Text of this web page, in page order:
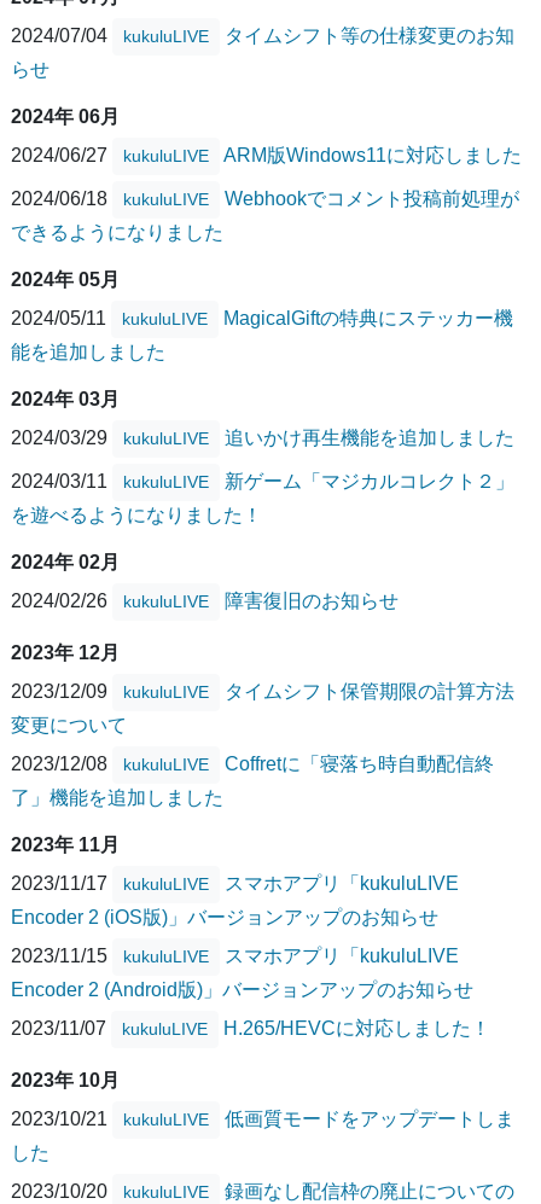
2024/07/04
kukuluLIVE
タイムシフト等の仕様変更のお知
らせ
2024年 06月
2024/06/27
kukuluLIVE ARM版Windows11に対応しました
2024/06/18 kukuluLIVE
Webhookでコメント投稿前処理が
できるようになりました
2024年 05月
2024/05/11
kukuluLIVE
MagicalGiftの特典にステッカー機
能を追加しました
2024年 03月
2024/03/29
kukuluLIVE 追いかけ再生機能を追加しました
2024/03/11 kukuluLIVE
新ゲーム「マジカルコレクト２」
を遊べるようになりました！
2024年 02月
2024/02/26
kukuluLIVE 障害復旧のお知らせ
2023年 12月
2023/12/09
kukuluLIVE
タイムシフト保管期限の計算方法
変更について
2023/12/08
kukuluLIVE
Coffretに「寝落ち時自動配信終
了」機能を追加しました
2023年 11月
2023/11/17
kukuluLIVE
スマホアプリ「kukuluLIVE
Encoder 2 (iOS版)」バージョンアップのお知らせ
2023/11/15
kukuluLIVE
スマホアプリ「kukuluLIVE
Encoder 2 (Android版)」バージョンアップのお知らせ
2023/11/07
kukuluLIVE H.265/HEVCに対応しました！
2023年 10月
2023/10/21
kukuluLIVE
低画質モードをアップデートしま
した
2023/10/20
kukuluLIVE
録画なし配信枠の廃止についての